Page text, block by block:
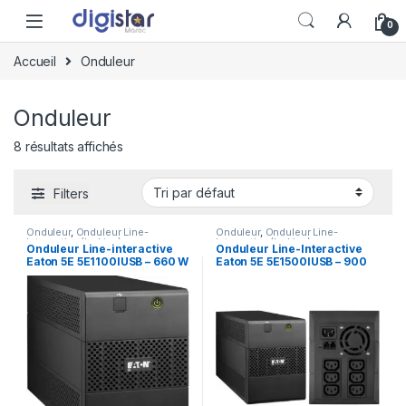
Skip to navigation
Skip to content
0
Accueil Onduleur
Onduleur
8 résultats affichés
Filters
Onduleur, Onduleur Line-
Interactive (In-Line)
Onduleur Line-interactive
Eaton 5E 5E1100IUSB – 660 W
/ 1100 VA – 6 prises C13
Onduleur, Onduleur Line-
Interactive (In-Line)
Onduleur Line-Interactive
Eaton 5E 5E1500IUSB – 900